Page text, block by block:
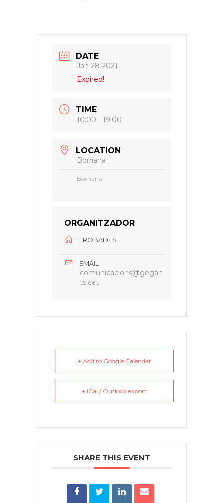
DATE
Jan 28 2021
Expired!
TIME
10:00 - 19:00
LOCATION
Borriana
Borriana
ORGANITZADOR
TROBADES
EMAIL
comunicacions@gegan
ts.cat
+ Add to Google Calendar
+ iCal / Outlook export
SHARE THIS EVENT